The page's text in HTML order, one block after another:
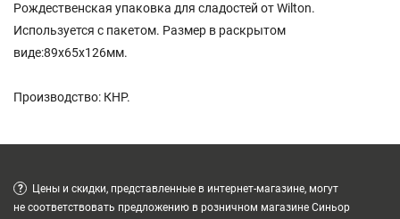
Рождественская упаковка для сладостей от Wilton.
Используется с пакетом. Размер в раскрытом
виде:89х65х126мм.
Производство: КНР.
?
Цены и скидки, представленные в интернет-магазине, могут
не соответствовать предложению в розничном магазине Синьор